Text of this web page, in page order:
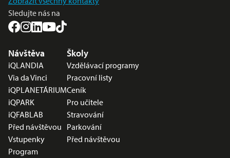
Sledujte nás na
Nabídka v zápatí
Návštěva
iQLANDIA
Via da Vinci
iQPLANETÁRIUM
iQPARK
iQFABLAB
Před návštěvou
Vstupenky
Program
Školy
Vzdělávací programy
Pracovní listy
Ceník
Pro učitele
Stravování
Parkování
Před návštěvou